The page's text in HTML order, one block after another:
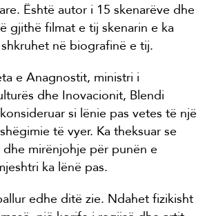
Është autor i 15 skenarëve dhe
gjithë filmat e tij skenarin e ka
në biografinë e tij.
e Anagnostit, ministri i
dhe Inovacionit, Blendi
si lënie pas vetes të një
të vyer. Ka theksuar se
mirënjohje për punën e
ka lënë pas.
edhe ditë zie. Ndahet fizikisht